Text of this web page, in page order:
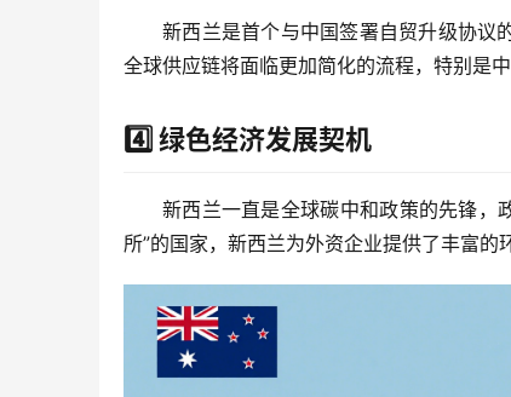
新西兰是首个与中国签署自贸升级协议
全球供应链将面临更加简化的流程，特别是
4️⃣ 绿色经济发展契机
新西兰一直是全球碳中和政策的先锋，
所”的国家，新西兰为外资企业提供了丰富的